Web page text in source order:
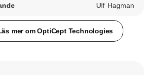
Ulf Hagman
mer om OptiCept Technologies